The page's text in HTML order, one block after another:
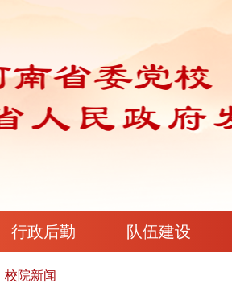
行政后勤 队伍建设
校院新闻